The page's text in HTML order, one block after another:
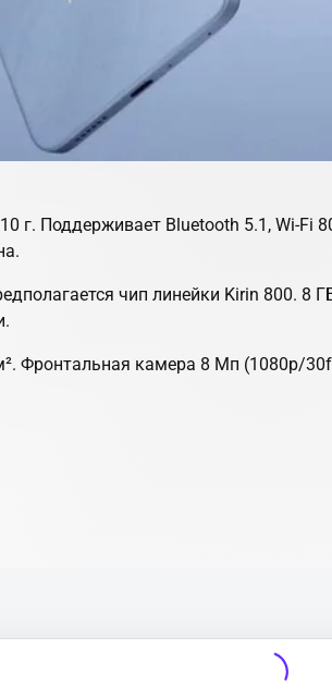
г. Поддерживает Bluetooth 5.1, Wi-
чип линейки Kirin 800.
Фронтальная камера 8 Мп (1080p/